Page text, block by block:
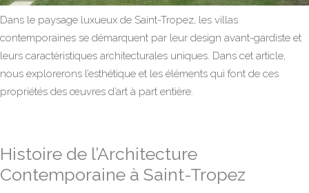
Dans le paysage luxueux de Saint-Tropez, les villas
contemporaines se démarquent par leur design avant-gardiste et
leurs caractéristiques architecturales uniques. Dans cet article,
nous explorerons l’esthétique et les éléments qui font de ces
propriétés des œuvres d’art à part entière.
Histoire de l’Architecture
Contemporaine à Saint-Tropez